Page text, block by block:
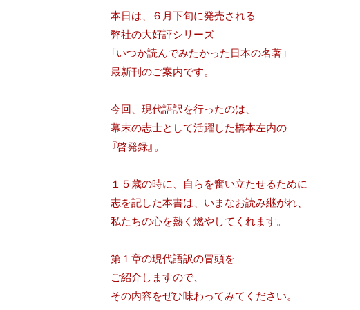
本日は、６月下旬に発売される
弊社の大好評シリーズ
「いつか読んでみたかった日本の名著」
最新刊のご案内です。
今回、現代語訳を行ったのは、
幕末の志士として活躍した橋本左内の
『啓発録』。
１５歳の時に、自らを奮い立たせるために
志を記した本書は、いまなお読み継がれ、
私たちの心を熱く燃やしてくれます。
第１章の現代語訳の冒頭を
ご紹介しますので、
その内容をぜひ味わってみてください。